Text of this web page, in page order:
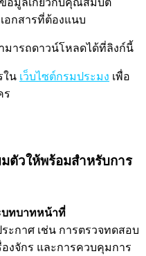
อกสารที่ต้องแนบ
มารถดาวน์โหลดได้ที่ลิงก์นี้
ใน เว็บไซต์กรมประมง เพื่อ
ร
ตัวให้พร้อมสำหรับการ
บทบาทหน้าที่
กาศ เช่น การตรวจทดสอบ
งจักร และการควบคุมการ